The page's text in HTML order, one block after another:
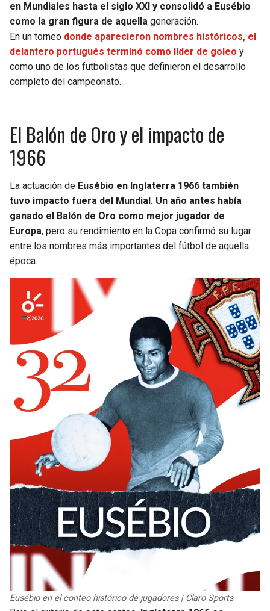
en Mundiales hasta el siglo XXI y consolidó a Eusébio
como la gran figura de aquella generación.
En un torneo donde aparecieron nombres históricos, el
delantero portugués terminó como líder de goleo y
como uno de los futbolistas que definieron el desarrollo
completo del campeonato.
El Balón de Oro y el impacto de
1966
La actuación de Eusébio en Inglaterra 1966 también
tuvo impacto fuera del Mundial. Un año antes había
ganado el Balón de Oro como mejor jugador de
Europa, pero su rendimiento en la Copa confirmó su lugar
entre los nombres más importantes del fútbol de aquella
época.
Eusébio en el conteo histórico de jugadores | Claro Sports